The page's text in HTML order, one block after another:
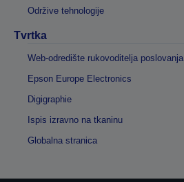
Održive tehnologije
Tvrtka
Web-odredište rukovoditelja poslovanja
Epson Europe Electronics
Digigraphie
Ispis izravno na tkaninu
Globalna stranica